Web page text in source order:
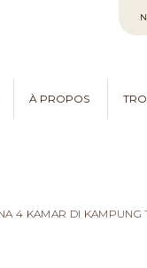
au
À PROPOS
4 KAMAR DI KAMPUNG